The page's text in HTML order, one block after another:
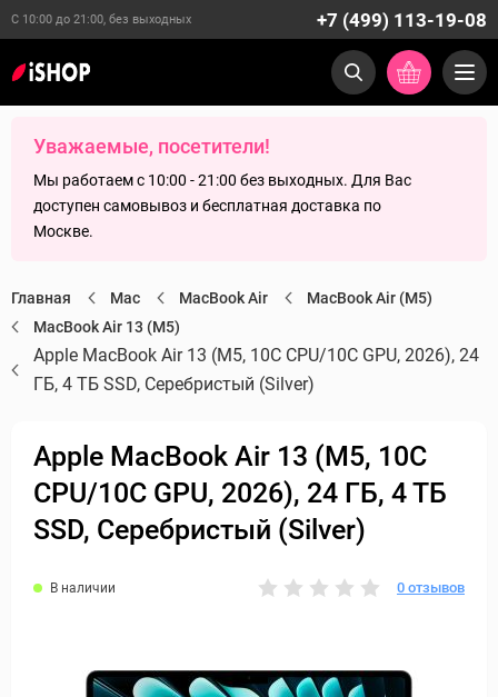
С 10:00 до 21:00, без выходных +7 (499) 113-19-08
Уважаемые, посетители!
Мы работаем с 10:00 - 21:00 без выходных. Для Вас
доступен самовывоз и бесплатная доставка по
Москве.
Главная Mac MacBook Air
MacBook Air (M5)
MacBook Air 13 (M5)
Apple MacBook Air 13 (M5, 10C CPU/10C GPU, 2026), 24
ГБ, 4 ТБ SSD, Cеребристый (Silver)
Apple MacBook Air 13 (M5, 10C
CPU/10C GPU, 2026), 24 ГБ, 4 ТБ
SSD, Cеребристый (Silver)
В наличии 0 отзывов